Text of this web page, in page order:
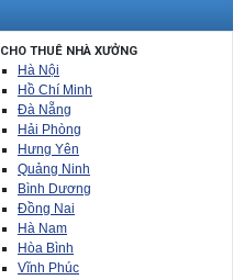
CHO THUÊ NHÀ XƯỞNG
Hà Nội
Hồ Chí Minh
Đà Nẵng
Hải Phòng
Hưng Yên
Quảng Ninh
Bình Dương
Đồng Nai
Hà Nam
Hòa Bình
Vĩnh Phúc